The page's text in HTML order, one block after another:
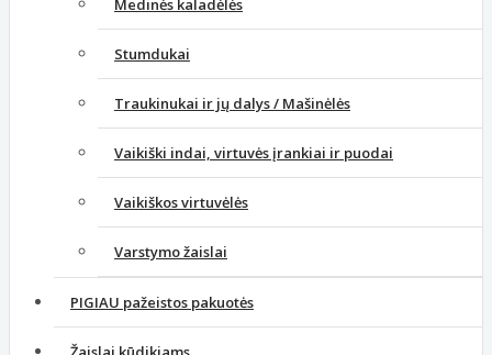
Medinės kaladėlės
Stumdukai
Traukinukai ir jų dalys / Mašinėlės
Vaikiški indai, virtuvės įrankiai ir puodai
Vaikiškos virtuvėlės
Varstymo žaislai
PIGIAU pažeistos pakuotės